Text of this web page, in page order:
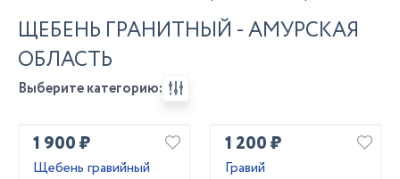
ЩЕБЕНЬ ГРАНИТНЫЙ - АМУРСКАЯ
ОБЛАСТЬ
Выберите категорию:
1 900 ₽
Щебень гравийный
1 200 ₽
Гравий